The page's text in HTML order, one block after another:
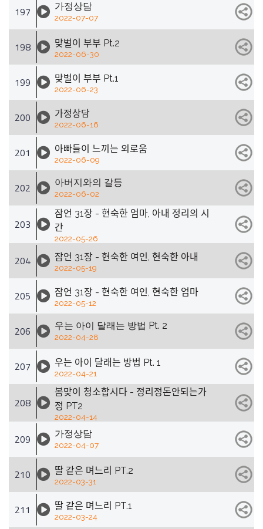
197 가정상담
2022-07-07
198 맞벌이 부부 Pt.2
2022-06-30
199 맞벌이 부부 Pt.1
2022-06-23
200 가정상담
2022-06-16
201 아빠들이 느끼는 외로움
2022-06-09
202 아버지와의 갈등
2022-06-02
203
잠언 31장 - 현숙한 엄마, 아내 정리의 시
간
2022-05-26
204 잠언 31장 - 현숙한 여인, 현숙한 아내
2022-05-19
205 잠언 31장 - 현숙한 여인, 현숙한 엄마
2022-05-12
206 우는 아이 달래는 방법 Pt. 2
2022-04-28
207 우는 아이 달래는 방법 Pt. 1
2022-04-21
208
봄맞이 청소합시다 - 정리정돈안되는가
정 PT2
2022-04-14
209 가정상담
2022-04-07
210 딸 같은 며느리 PT.2
2022-03-31
211 딸 같은 며느리 PT.1
2022-03-24